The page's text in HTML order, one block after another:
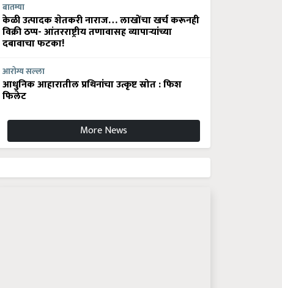
बातम्या
केळी उत्पादक शेतकरी नाराज… लाखोंचा खर्च करूनही
विक्री ठप्प- आंतरराष्ट्रीय तणावासह व्यापाऱ्यांच्या
दबावाचा फटका!
आरोग्य सल्ला
आधुनिक आहारातील प्रथिनांचा उत्कृष्ट स्रोत : फिश
फिलेट
More News